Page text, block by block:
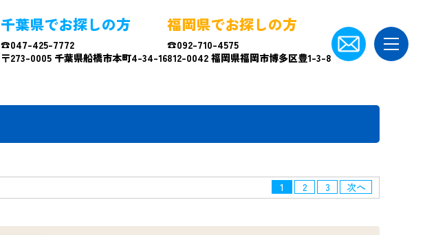
千葉県でお探しの方
☎047-425-7772
〒273-0005 千葉県船橋市本町4-34-16
福岡県でお探しの方
☎092-710-4575
812-0042 福岡県福岡市博多区豊1-3-8
1 2 3
次へ